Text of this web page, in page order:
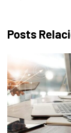
Posts
Metalúrgicos
24/07/2026